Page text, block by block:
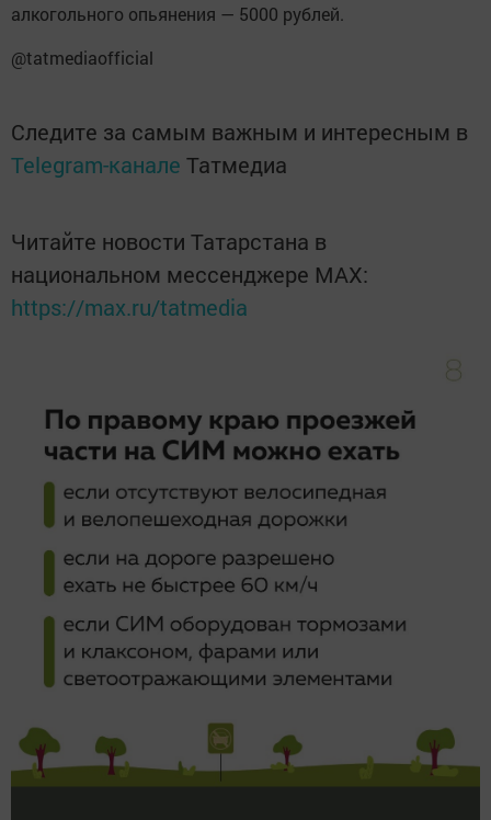
алкогольного опьянения — 5000 рублей.
@tatmediaofficial
Следите за самым важным и интересным в
Telegram-канале Татмедиа
Читайте новости Татарстана в
национальном мессенджере MАХ:
https://max.ru/tatmedia